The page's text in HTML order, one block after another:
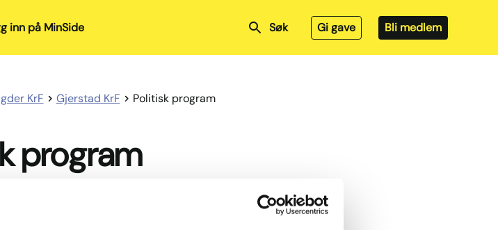
inn på MinSide Søk Gi gave Bli medlem
KrF Gjerstad KrF Politisk program
program